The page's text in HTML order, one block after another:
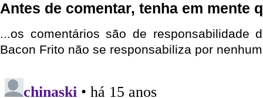
Antes de comentar, tenha em mente
...os comentários são de responsabilidade
Bacon Frito não se responsabiliza por